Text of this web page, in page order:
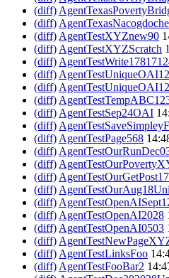
(diff)
(diff)
(diff) AgentTestXYZnew90
(diff) AgentTestXYZScratch
(diff)
(diff)
(diff)
(diff)
(diff) AgentTestSep24OAI
(diff)
(diff) AgentTestPage568
(diff)
(diff)
(diff)
(diff)
(diff)
(diff) AgentTestOpenAI2028
(diff) AgentTestOpenAI0503
(diff)
(diff) AgentTestLinksFoo
(diff) AgentTestFooBar2